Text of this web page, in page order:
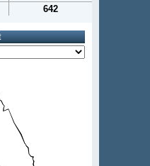
642